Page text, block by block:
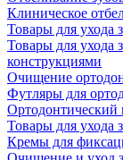
Клиническое
Товары для ухода
Товары для ухода
конструкциями
Очищение
Футляры для
Ортодонтический
Товары для ухода
Кремы для